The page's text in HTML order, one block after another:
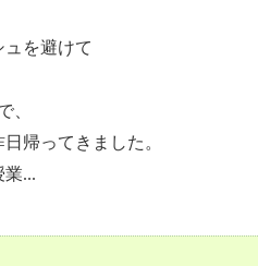
を避けて
、
帰ってきました。
...